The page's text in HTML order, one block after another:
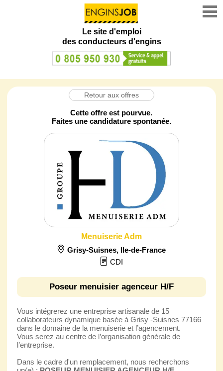
Le site d'emploi
des conducteurs d'engins
Retour aux offres
Cette offre est pourvue.
Faites une candidature spontanée.
Menuiserie Adm
Grisy-Suisnes, Ile-de-France
CDI
Poseur menuisier agenceur H/F
Vous intégrerez une entreprise artisanale de 15
collaborateurs dynamique basée à Grisy -Suisnes 77166
dans le domaine de la menuiserie et l’agencement.
Vous serez au centre de l’organisation générale de
l’entreprise.
Dans le cadre d'un remplacement, nous recherchons